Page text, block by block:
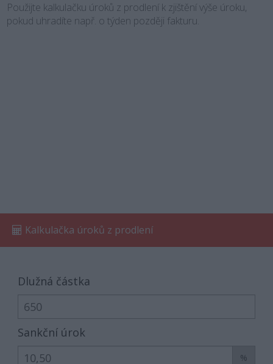
Použijte kalkulačku úroků z prodlení k zjištění výše úroku,
pokud uhradíte např. o týden později fakturu.
Kalkulačka úroků z prodlení
Dlužná částka
Sankční úrok
%